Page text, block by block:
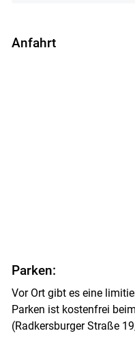
Anfahrt
Parken:
Vor Ort gibt es eine
Parken ist kostenfrei
(Radkersburger Straße